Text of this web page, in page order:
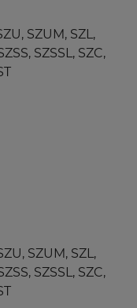
SZUM, SZL,
SZSSL, SZC,
SZUM, SZL,
SZSSL, SZC,